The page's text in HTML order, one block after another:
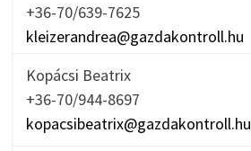
+36-70/639-7625
kleizerandrea@gazdakontroll.hu
Kopácsi Beatrix
+36-70/944-8697
kopacsibeatrix@gazdakontroll.hu